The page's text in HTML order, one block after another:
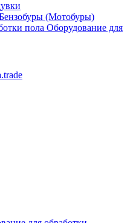
(Мотобуры)
Оборудование для